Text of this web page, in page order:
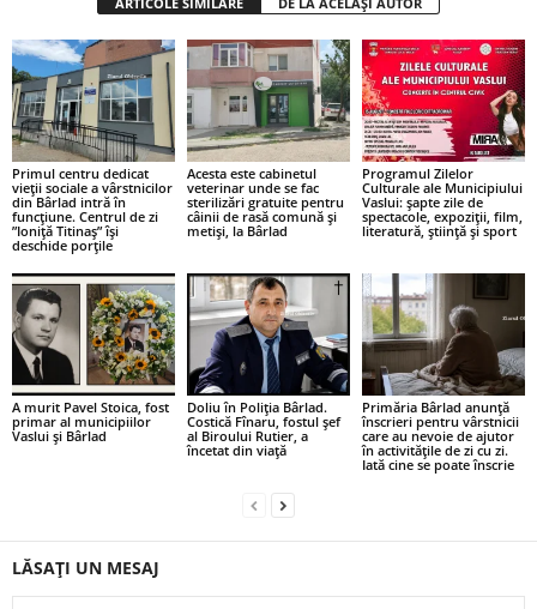
Primul centru dedicat
vieții sociale a vârstnicilor
din Bârlad intră în
funcțiune. Centrul de zi
”Ioniță Titinaș” își
deschide porțile
Acesta este cabinetul
veterinar unde se fac
sterilizări gratuite pentru
câinii de rasă comună și
metiși, la Bârlad
Programul Zilelor
Culturale ale Municipiului
Vaslui: șapte zile de
spectacole, expoziții, film,
literatură, știință și sport
A murit Pavel Stoica, fost
primar al municipiilor
Vaslui și Bârlad
Doliu în Poliția Bârlad.
Costică Fînaru, fostul șef
al Biroului Rutier, a
încetat din viață
Primăria Bârlad anunță
înscrieri pentru vârstnicii
care au nevoie de ajutor
în activitățile de zi cu zi.
Iată cine se poate înscrie
LĂSAȚI UN MESAJ